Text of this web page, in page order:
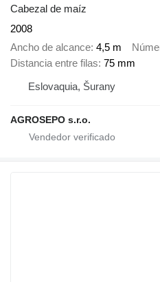
Cabezal de maíz
2008
Ancho de alcance 4,5 m
Distancia entre filas 75 mm
Eslovaquia, Šurany
AGROSEPO s.r.o.